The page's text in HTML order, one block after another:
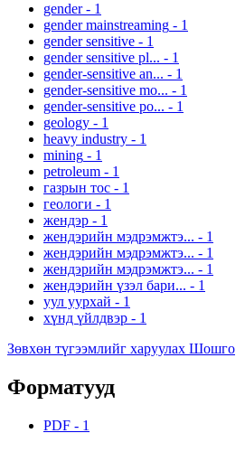
gender - 1
gender mainstreaming - 1
gender sensitive - 1
gender sensitive pl... - 1
gender-sensitive an... - 1
gender-sensitive mo... - 1
gender-sensitive po... - 1
geology - 1
heavy industry - 1
mining - 1
petroleum - 1
газрын тос - 1
геологи - 1
жендэр - 1
жендэрийн мэдрэмжтэ... - 1
жендэрийн мэдрэмжтэ... - 1
жендэрийн мэдрэмжтэ... - 1
жендэрийн үзэл бари... - 1
уул уурхай - 1
хүнд үйлдвэр - 1
Зөвхөн түгээмлийг харуулах Шошго
Форматууд
PDF - 1